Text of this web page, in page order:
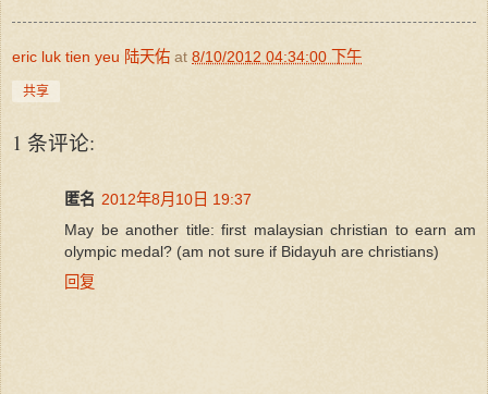
eric luk tien yeu 陆天佑 at 8/10/2012 04:34:00 下午
共享
1 条评论:
匿名 2012年8月10日 19:37
May be another title: first malaysian christian to earn am
olympic medal? (am not sure if Bidayuh are christians)
回复